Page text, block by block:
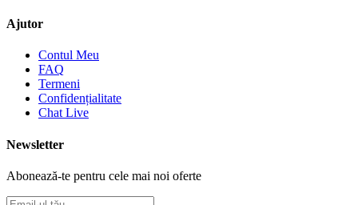
Ajutor
Contul Meu
FAQ
Termeni
Confidențialitate
Chat Live
Newsletter
Abonează-te pentru cele mai noi oferte